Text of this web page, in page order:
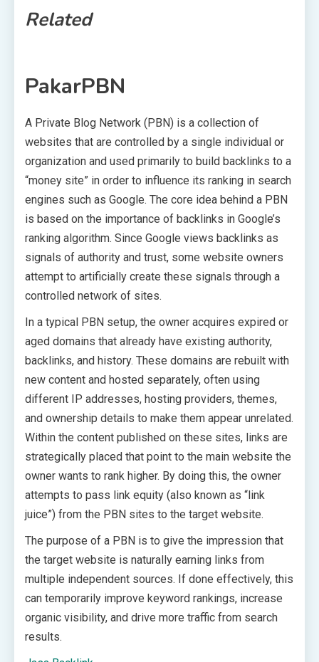
Related
PakarPBN
A Private Blog Network (PBN) is a collection of
websites that are controlled by a single individual or
organization and used primarily to build backlinks to a
“money site” in order to influence its ranking in search
engines such as Google. The core idea behind a PBN
is based on the importance of backlinks in Google’s
ranking algorithm. Since Google views backlinks as
signals of authority and trust, some website owners
attempt to artificially create these signals through a
controlled network of sites.
In a typical PBN setup, the owner acquires expired or
aged domains that already have existing authority,
backlinks, and history. These domains are rebuilt with
new content and hosted separately, often using
different IP addresses, hosting providers, themes,
and ownership details to make them appear unrelated.
Within the content published on these sites, links are
strategically placed that point to the main website the
owner wants to rank higher. By doing this, the owner
attempts to pass link equity (also known as “link
juice”) from the PBN sites to the target website.
The purpose of a PBN is to give the impression that
the target website is naturally earning links from
multiple independent sources. If done effectively, this
can temporarily improve keyword rankings, increase
organic visibility, and drive more traffic from search
results.